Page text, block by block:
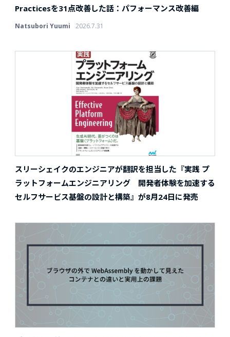
Practicesを31点改善した話：パフォーマンス改善編
Natsubori Yuumi 2026.7.31
スリーシェイクのエンジニアが翻訳を担当した『実践 プ
ラットフォームエンジニアリング 開発者体験を加速する
セルフサービス基盤の設計と構築』が8月24日に発売